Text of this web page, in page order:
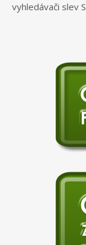
vyhledávači slev